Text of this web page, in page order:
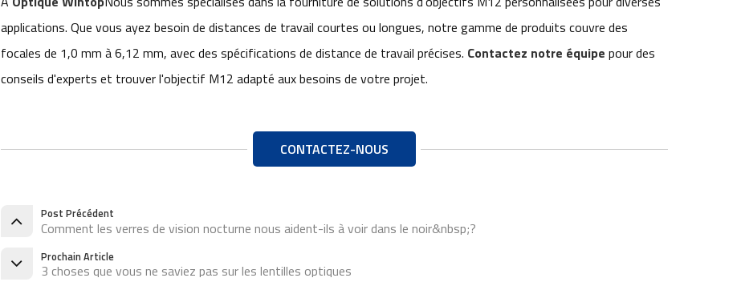
applications. Que vous ayez besoin de distances de travail courtes ou longues, notre gamme de produits couvre des
focales de 1,0 mm à 6,12 mm, avec des spécifications de distance de travail précises. Contactez notre équipe pour des
conseils d'experts et trouver l'objectif M12 adapté aux besoins de votre projet.
CONTACTEZ-NOUS
Post Précédent
Comment les verres de vision nocturne nous aident-ils à voir dans le noir&nbsp;?
Prochain Article
3 choses que vous ne saviez pas sur les lentilles optiques